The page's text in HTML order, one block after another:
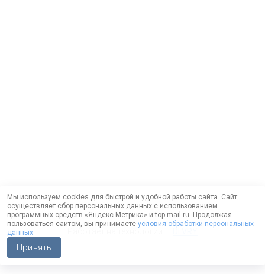
Мы используем cookies для быстрой и удобной работы сайта. Сайт
осуществляет сбор персональных данных с использованием
программных средств «Яндекс.Метрика» и top.mail.ru. Продолжая
пользоваться сайтом, вы принимаете условия обработки персональных
данных
Принять